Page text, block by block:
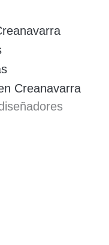
Creanavarra